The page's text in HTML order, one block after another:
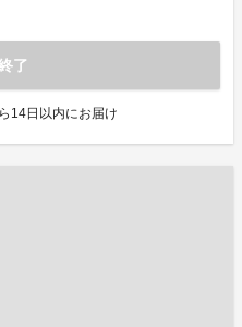
了
14日以内にお届け